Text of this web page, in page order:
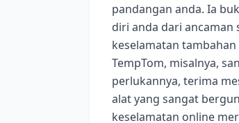
pandangan anda. Ia
diri anda dari ancaman
keselamatan
TempTom, misalnya,
perlukannya, terima
alat yang sangat
keselamatan online